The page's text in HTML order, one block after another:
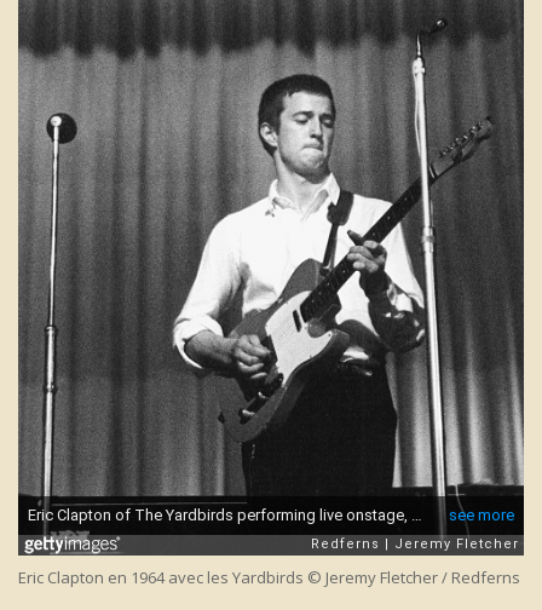
Eric Clapton en 1964 avec les Yardbirds © Jeremy Fletcher / Redferns